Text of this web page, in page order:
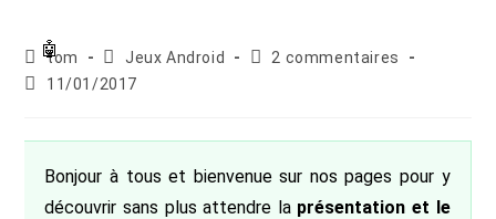
Auteur/autrice
de
tom
Post
category:
Jeux Android
Commentaires
2 commentaires
Publication
11/01/2017
Bonjour à tous et bienvenue sur nos pages pour y
découvrir sans plus attendre la présentation et le